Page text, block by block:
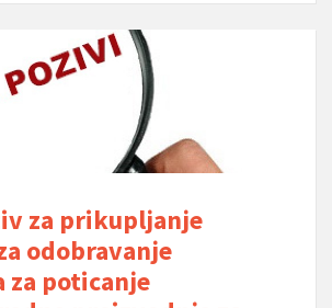
za prikupljanje
odobravanje
za poticanje